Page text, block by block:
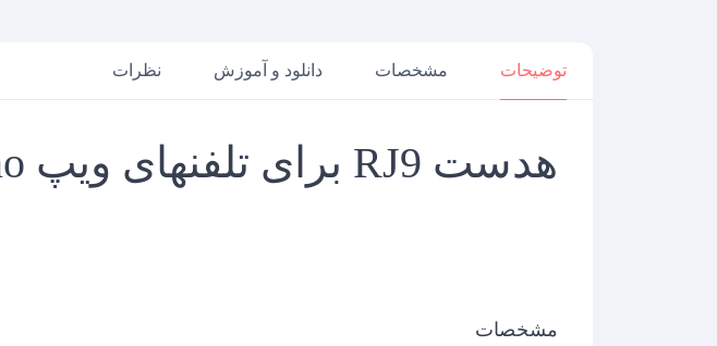
توضیحات مشخصات دانلود و آموزش نظرات
توضیحات
هدست RJ9 برای تلفنهای ویپ YHS34 Mono
مشخصات